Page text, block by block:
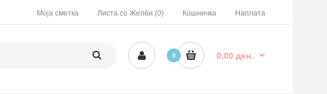
Моја сметка Листа со Желби (0) Кошничка Наплата
0 0,00 ден.